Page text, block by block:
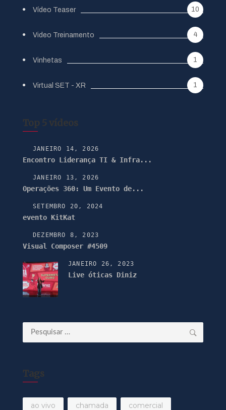
Vídeo Teaser 10
Video Treinamento 4
Vinhetas 1
Virtual SET - XR 1
Top 5 vídeos
JANEIRO 14, 2026
Encontro Liderança TI & Infra...
JANEIRO 13, 2026
Operações 360: Um Evento de...
SETEMBRO 20, 2024
evento KitKat
DEZEMBRO 8, 2023
Visual Composer #4509
JANEIRO 26, 2023
Live óticas Diniz
Pesquisar
por:
Tags
ao vivo chamada comercial